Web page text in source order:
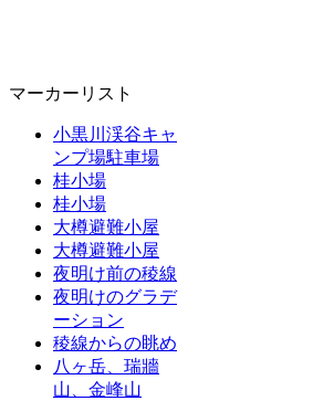
マーカーリスト
小黒川渓谷キャ
ンプ場駐車場
桂小場
桂小場
大樽避難小屋
大樽避難小屋
夜明け前の稜線
夜明けのグラデ
ーション
稜線からの眺め
八ヶ岳、瑞牆
山、金峰山